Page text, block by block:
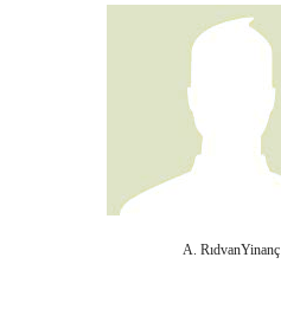
A. RıdvanYinanç